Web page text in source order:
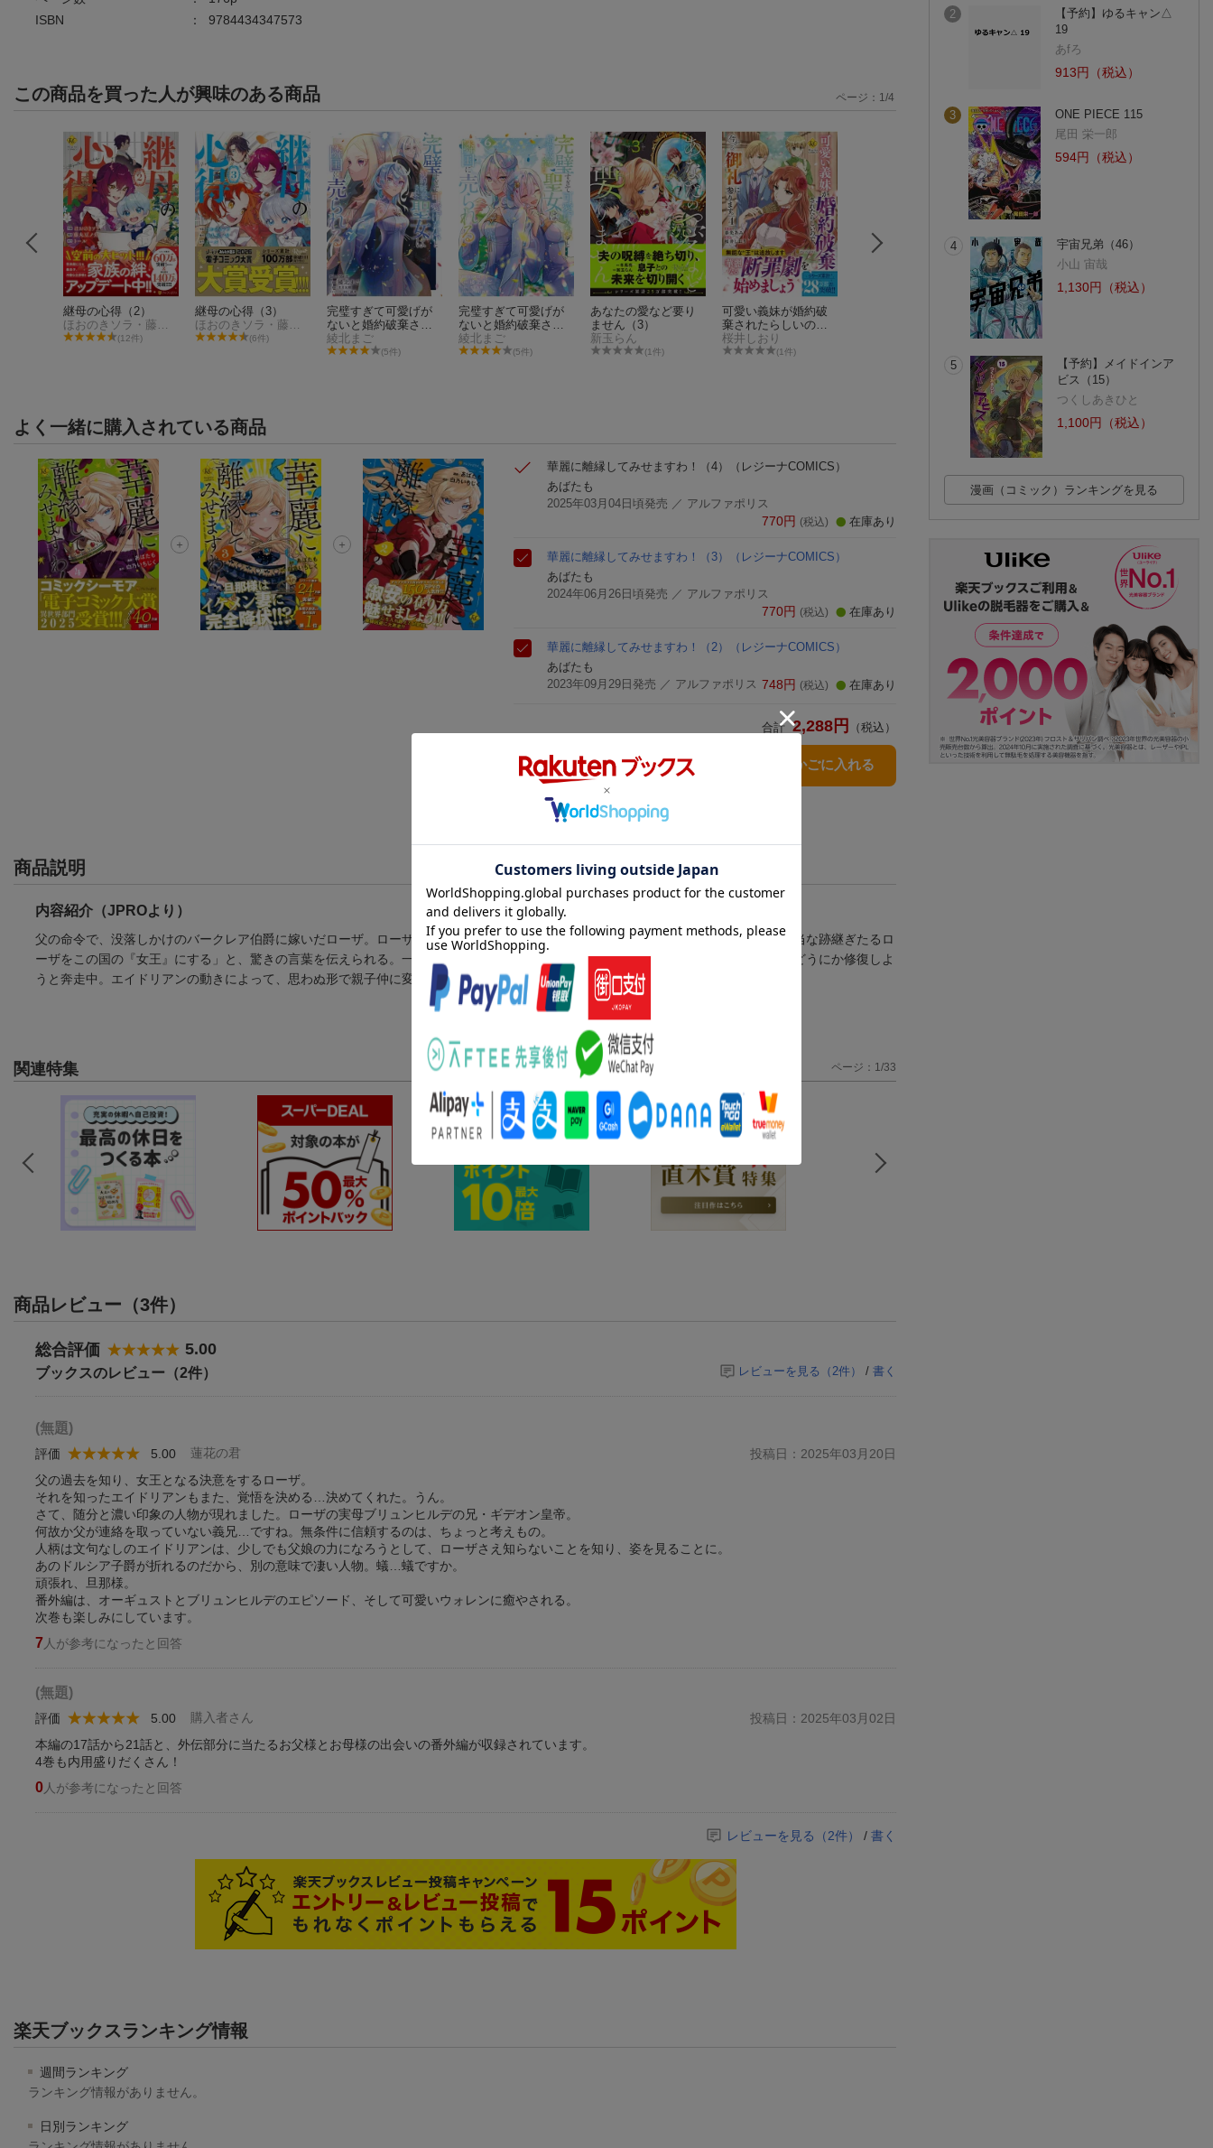
ISBN
： 9784434347573
この商品を買った人が興味のある商品
継母の心得（2）
(12件)
継母の心得（3）
(6件)
完璧すぎて可愛げが
ないと婚約破棄され
た聖女は隣国に売ら
れる 7
綾北まご
(5件)
完璧すぎて可愛げが
ないと婚約破棄され
た聖女は隣国に売ら
れる 6
綾北まご
(5件)
あなたの愛など要り
ません（3）
新玉らん
(1件)
可愛い義妹が婚約破
棄されたらしいの
で、今から「御礼」
に参ります。（4）
桜井しおり
(1件)
あなたの愛など要り
ません（2）
新玉らん
ページ： 1/4
よく一緒に購入されている商品
華麗に離縁してみせますわ！（4）
（レジーナCOMICS）
あばたも
2025年03月04日頃発売 ／ アルファポリス
770円 (税込) 在庫あり
華麗に離縁してみせますわ！（3）
（レジーナCOMICS）
あばたも
2024年06月26日頃発売 ／ アルファポリス
770円 (税込) 在庫あり
華麗に離縁してみせますわ！（2）
（レジーナCOMICS）
あばたも
2023年09月29日発売 ／ アルファポリス 748円 (税込) 在庫あり
合計 2,288 円 （税込）
3点とも買い物かごに入れる
商品説明
内容紹介（JPROより）
父の命令で、没落しかけのバークレア伯爵に嫁いだローザ。ローザの父であり、冤罪で追放された元王太子のドルシア子爵から、「正当な跡継ぎたるロ
ーザをこの国の『女王』にする」と、驚きの言葉を伝えられる。一方エイドリアンは、こじれっぱなしのローザとドルシア子爵の仲をどうにか修復しよ
うと奔走中。エイドリアンの動きによって、思わぬ形で親子仲に変化が起きてーー!?
関連特集 ページ：1/33
商品レビュー（3件）
総合評価 5.00
ブックスのレビュー（2件） レビューを見る（ 2件） / 書く
(無題)
蓮花の君
評価 5.00
投稿日：2025年03月20日
父の過去を知り、女王となる決意をするローザ。
それを知ったエイドリアンもまた、覚悟を決める…決めてくれた。うん。
さて、随分と濃い印象の人物が現れました。ローザの実母ブリュンヒルデの兄・ギデオン皇帝。
何故か父が連絡を取っていない義兄…ですね。無条件に信頼するのは、ちょっと考えもの。
人柄は文句なしのエイドリアンは、少しでも父娘の力になろうとして、ローザさえ知らないことを知り、姿を見ることに。
あのドルシア子爵が折れるのだから、別の意味で凄い人物。蟻…蟻ですか。
頑張れ、旦那様。
番外編は、オーギュストとブリュンヒルデのエピソード、そして可愛いウォレンに癒やされる。
次巻も楽しみにしています。
7 人が参考になったと回答
(無題)
購入者さん
評価 5.00
投稿日：2025年03月02日
本編の17話から21話と、外伝部分に当たるお父様とお母様の出会いの番外編が収録されています。
4巻も内用盛りだくさん！
0 人が参考になったと回答
レビューを見る（2件） / 書く
楽天ブックスランキング情報
週間ランキング
ランキング情報がありません。
日別ランキング
2
【予約】ゆるキャン△
19
あfろ
913円（税込）
3
ONE PIECE 115
尾田 栄一郎
594円（税込）
4
宇宙兄弟（46）
小山 宙哉
1,130円（税込）
5
【予約】メイドインア
ビス（15）
つくしあきひと
1,100円（税込）
漫画（コミック）ランキングを見る